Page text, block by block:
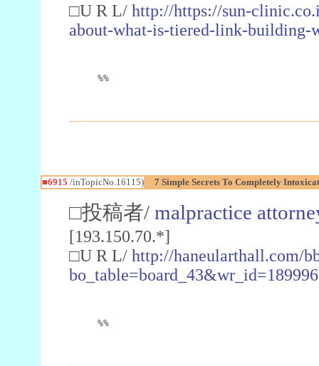
□U R L/ http://https://sun-
about-what-is-tiered-link-
%%
■6915 /inTopicNo.16115) 7 Simple Secrets To Completely
□投稿者/ malpractice
[193.150.70.*]
□U R L/ http://haneularthall.com/
%%